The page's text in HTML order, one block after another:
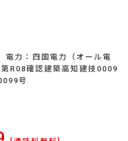
力：四国電力（オール電
R08確認建築高知建技0009
号